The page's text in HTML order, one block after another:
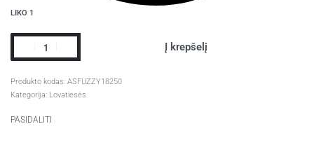
LIKO 1
Į krepšelį
ASFUZZY18250
Kategorija: Lovatiesės
PASIDALITI